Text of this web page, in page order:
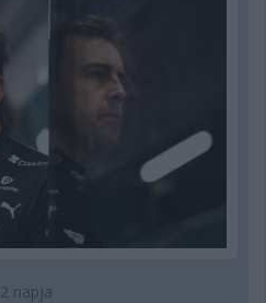
2 napja